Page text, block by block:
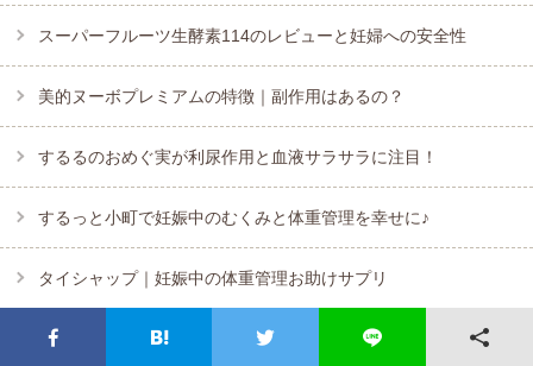
スーパーフルーツ生酵素114のレビューと妊婦への安全性
美的ヌーボプレミアムの特徴｜副作用はあるの？
するるのおめぐ実が利尿作用と血液サラサラに注目！
するっと小町で妊娠中のむくみと体重管理を幸せに♪
タイシャップ｜妊娠中の体重管理お助けサプリ
妊娠中おすすめアイテム